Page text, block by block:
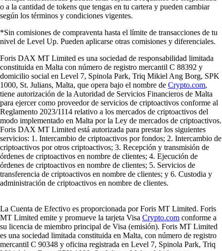
o a la cantidad de tokens que tengas en tu cartera y pueden cambiar
según los términos y condiciones vigentes.
*Sin comisiones de compraventa hasta el límite de transacciones de tu
nivel de Level Up. Pueden aplicarse otras comisiones y diferenciales.
Foris DAX MT Limited es una sociedad de responsabilidad limitada
constituida en Malta con número de registro mercantil C 88392 y
domicilio social en Level 7, Spinola Park, Triq Mikiel Ang Borg, SPK
1000, St. Julians, Malta, que opera bajo el nombre de Crypto.com,
tiene autorización de la Autoridad de Servicios Financieros de Malta
para ejercer como proveedor de servicios de criptoactivos conforme al
Reglamento 2023/1114 relativo a los mercados de criptoactivos del
modo implementado en Malta por la Ley de mercados de criptoactivos.
Foris DAX MT Limited está autorizada para prestar los siguientes
servicios: 1. Intercambio de criptoactivos por fondos; 2. Intercambio de
criptoactivos por otros criptoactivos; 3. Recepción y transmisión de
órdenes de criptoactivos en nombre de clientes; 4. Ejecución de
órdenes de criptoactivos en nombre de clientes; 5. Servicios de
transferencia de criptoactivos en nombre de clientes; y 6. Custodia y
administración de criptoactivos en nombre de clientes.
La Cuenta de Efectivo es proporcionada por Foris MT Limited. Foris
MT Limited emite y promueve la tarjeta Visa Crypto.com conforme a
su licencia de miembro principal de Visa (emisión). Foris MT Limited
es una sociedad limitada constituida en Malta, con número de registro
mercantil C 90348 y oficina registrada en Level 7, Spinola Park, Triq